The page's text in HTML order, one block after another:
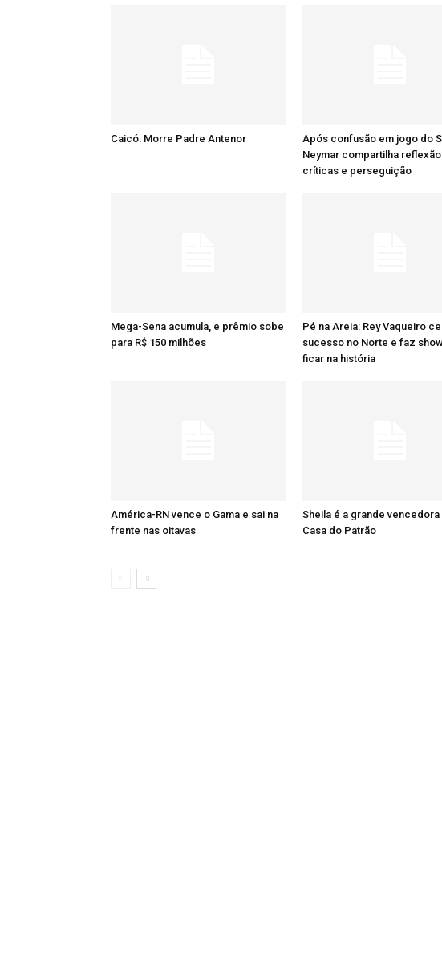
Caicó: Morre Padre Antenor
Após confusão em jogo do
Neymar compartilha
críticas e perseguição
Mega-Sena acumula, e prêmio sobe
para R$ 150 milhões
Pé na Areia: Rey Vaqueiro
sucesso no Norte e faz
ficar na história
América-RN vence o Gama e sai na
frente nas oitavas
Sheila é a grande vencedora
Casa do Patrão